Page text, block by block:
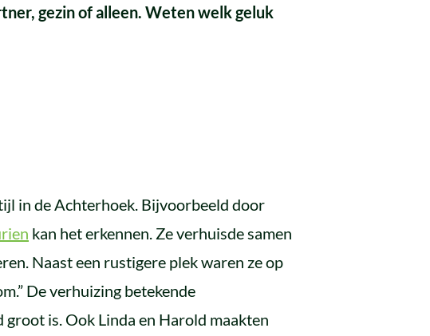
gezin of alleen. Weten welk geluk
in de Achterhoek. Bijvoorbeeld door
kan het erkennen. Ze verhuisde samen
Naast een rustigere plek waren ze op
De verhuizing betekende
is. Ook Linda en Harold maakten